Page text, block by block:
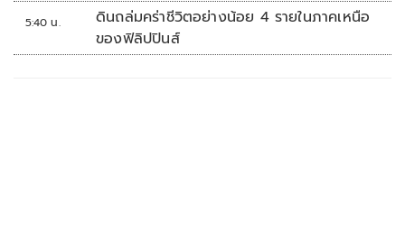
5:40 น.
ดินถล่มคร่าชีวิตอย่างน้อย 4 รายในภาคเหนือ
ของฟิลิปปินส์